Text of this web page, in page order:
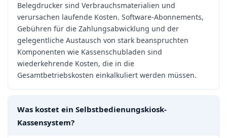
Belegdrucker sind Verbrauchsmaterialien und
verursachen laufende Kosten. Software-Abonnements,
Gebühren für die Zahlungsabwicklung und der
gelegentliche Austausch von stark beanspruchten
Komponenten wie Kassenschubladen sind
wiederkehrende Kosten, die in die
Gesamtbetriebskosten einkalkuliert werden müssen.
Was kostet ein Selbstbedienungskiosk-
Kassensystem?